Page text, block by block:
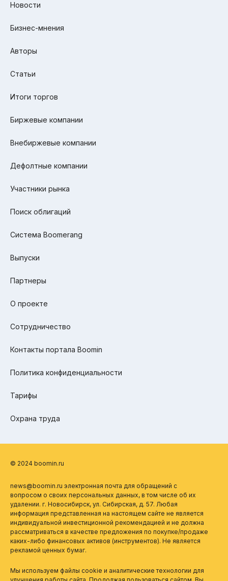
Новости
Бизнес-мнения
Авторы
Статьи
Итоги торгов
Биржевые компании
Внебиржевые компании
Дефолтные компании
Участники рынка
Поиск облигаций
Система Boomerang
Выпуски
Партнеры
О проекте
Сотрудничество
Контакты портала Boomin
Политика конфиденциальности
Тарифы
Охрана труда
© 2024 boomin.ru
news@boomin.ru электронная почта для обращений с
вопросом о своих персональных данных, в том числе об их
удалении. г. Новосибирск, ул. Сибирская, д. 57. Любая
информация представленная на настоящем сайте не является
индивидуальной инвестиционной рекомендацией и не должна
рассматриваться в качестве предложения по покупке/продаже
каких-либо финансовых активов (инструментов). Не является
рекламой ценных бумаг.
Мы используем файлы cookie и аналитические технологии для